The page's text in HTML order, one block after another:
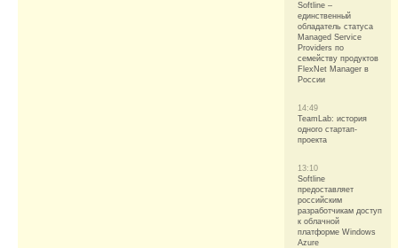
Softline –
единственный
обладатель статуса
Managed Service
Providers по
семейству продуктов
FlexNet Manager в
России
14:49
TeamLab: история
одного стартап-
проекта
13:10
Softline
предоставляет
российским
разработчикам доступ
к облачной
платформе Windows
Azure